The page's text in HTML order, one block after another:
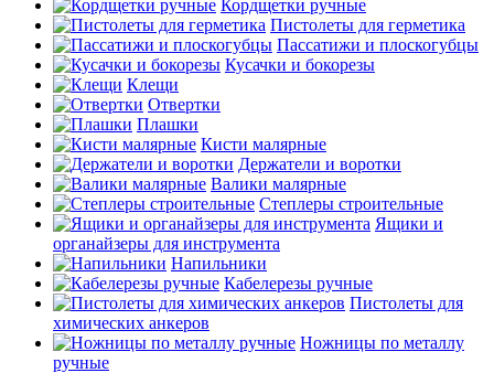
Кордщетки ручные
Пистолеты для герметика
Пассатижи и плоскогубцы
Кусачки и бокорезы
Клещи
Отвертки
Плашки
Кисти малярные
Держатели и воротки
Валики малярные
Степлеры строительные
Ящики и
органайзеры для инструмента
Напильники
Кабелерезы ручные
Пистолеты для
химических анкеров
Ножницы по металлу
ручные